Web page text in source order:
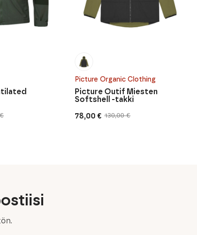
Picture Organic Clothing
130,00€
Alkuperäinen
78,00 €
Nykyinen
Picture Outif Miesten
Softshell -takki